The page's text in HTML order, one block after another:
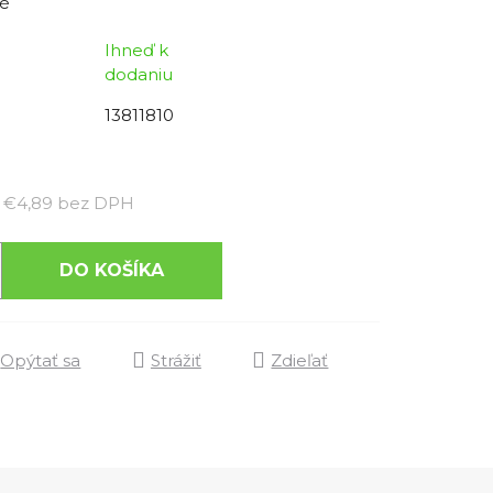
Ihneď k
dodaniu
13811810
€4,89 bez DPH
DO KOŠÍKA
Opýtať sa Strážiť Zdieľať